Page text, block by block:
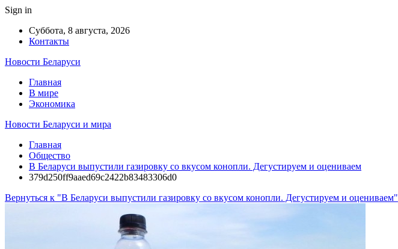
Sign in
Суббота, 8 августа, 2026
Контакты
Новости Беларуси
Главная
В мире
Экономика
Новости Беларуси и мира
Главная
Общество
В Беларуси выпустили газировку со вкусом конопли. Дегустируем и оцениваем
379d250ff9aaed69c2422b83483306d0
Вернуться к "В Беларуси выпустили газировку со вкусом конопли. Дегустируем и оцениваем"